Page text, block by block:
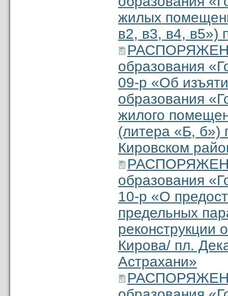
жилых
в2, в3, в4, в5»)
образования
09-р «Об
образования
жилого
(литера «Б, б»)
Кировском
образования
10-р «О
предельных
реконструкции
Кирова/ пл.
Астрахани»